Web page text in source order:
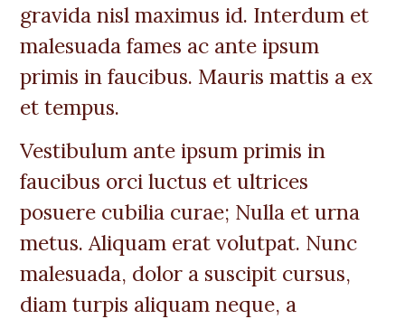
gravida nisl maximus id. Interdum et
malesuada fames ac ante ipsum
primis in faucibus. Mauris mattis a ex
et tempus.
Vestibulum ante ipsum primis in
faucibus orci luctus et ultrices
posuere cubilia curae; Nulla et urna
metus. Aliquam erat volutpat. Nunc
malesuada, dolor a suscipit cursus,
diam turpis aliquam neque, a